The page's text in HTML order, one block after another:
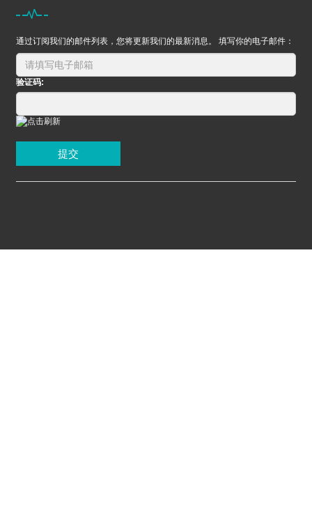
通过订阅我们的邮件列表，您将更新我们的最新消息。 填写你的电子邮件：
验证码:
提交